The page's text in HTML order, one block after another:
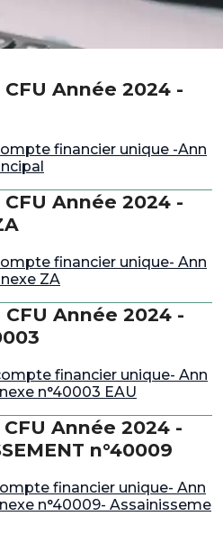
Année 2024 -
financier unique -Ann
Année 2024 -
financier unique- Ann
ZA
Année 2024 -
financier unique- Ann
n°40003 EAU
Année 2024 -
n°40009
financier unique- Ann
n°40009- Assainisseme